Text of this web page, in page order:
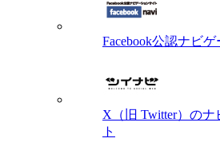
Facebook公認ナビ
X（旧 Twitter）のナ
ト